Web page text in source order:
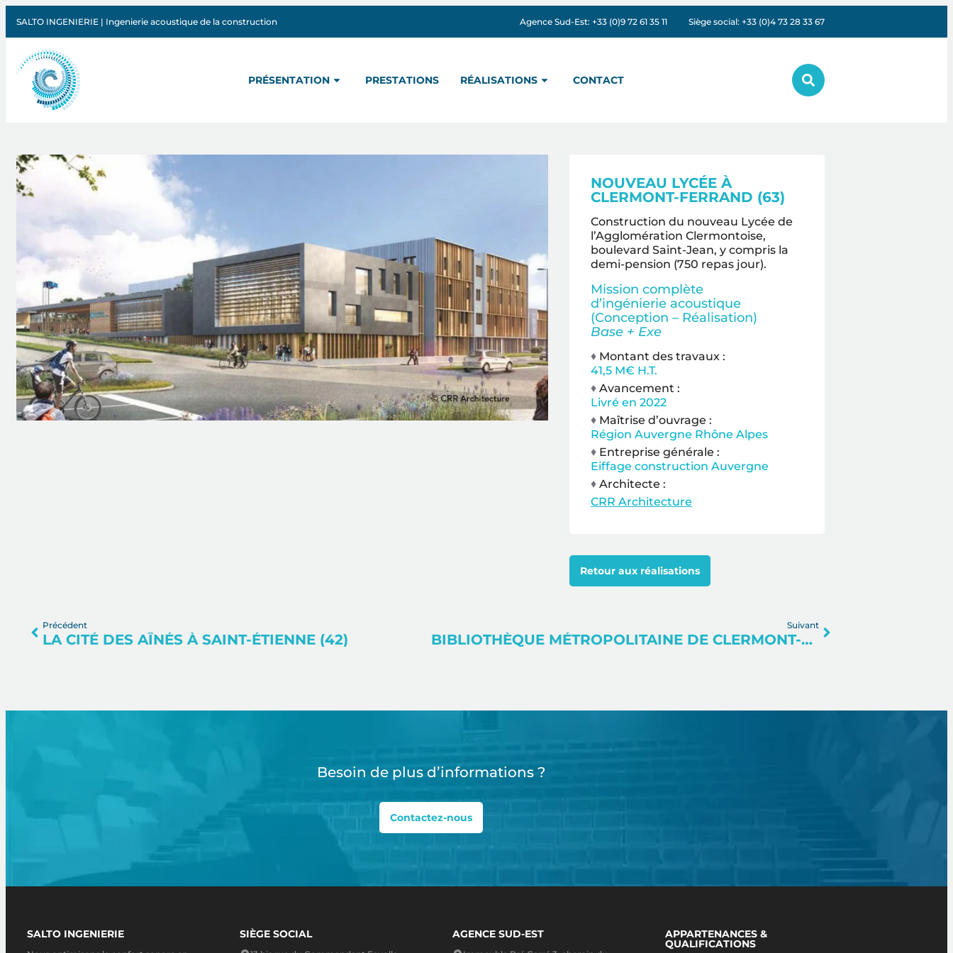
SALTO INGENIERIE | Ingenierie acoustique de la construction Agence Sud-Est: +33 (0)9 72 61 35 11 Siège social: +33 (0)4 73 28 33 67
PRÉSENTATION PRESTATIONS RÉALISATIONS CONTACT
NOUVEAU LYCÉE À
CLERMONT-FERRAND (63)
Construction du nouveau Lycée de
l’Agglomération Clermontoise,
boulevard Saint-Jean, y compris la
demi-pension (750 repas jour).
Mission complète
d’ingénierie acoustique
(Conception – Réalisation)
Base + Exe
♦Montant des travaux :
41,5 M€ H.T.
♦Avancement :
Livré en 2022
♦Maîtrise d’ouvrage :
Région Auvergne Rhône Alpes
♦Entreprise générale :
Eiffage construction Auvergne
♦Architecte :
CRR Architecture
Retour aux réalisations
Précédent
LA CITÉ DES AÎNÉS À SAINT-ÉTIENNE (42)
Suivant
BIBLIOTHÈQUE MÉTROPOLITAINE DE CLERMONT-FERRAND (63)
Besoin de plus d’informations ?
Contactez-nous
SALTO INGENIERIE SIÈGE SOCIAL AGENCE SUD-EST APPARTENANCES &
QUALIFICATIONS